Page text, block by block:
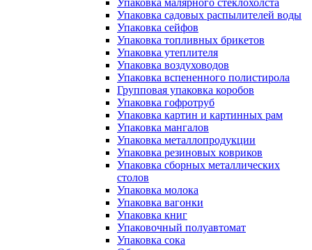
Упаковка малярного стеклохолста
Упаковка садовых распылителей воды
Упаковка сейфов
Упаковка топливных брикетов
Упаковка утеплителя
Упаковка воздуховодов
Упаковка вспененного полистирола
Групповая упаковка коробов
Упаковка гофротруб
Упаковка картин и картинных рам
Упаковка мангалов
Упаковка металлопродукции
Упаковка резиновых ковриков
Упаковка сборных металлических
столов
Упаковка молока
Упаковка вагонки
Упаковка книг
Упаковочный полуавтомат
Упаковка сока